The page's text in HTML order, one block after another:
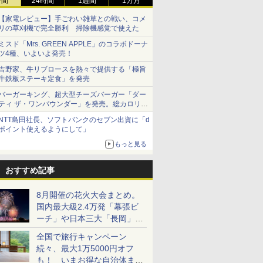
家電レビュー】手ごわい雑草との戦い、コメ
の草刈機で完全勝利 掃除機感覚で使えた
スド「Mrs. GREEN APPLE」のコラボドーナ
4種、いよいよ発売！
野家、牛リブロースを熱々で提供する「極旨
鉄板ステーキ定食」を発売
ーガーキング、超大型チーズバーガー「ダー
ィ ザ・ワンパウンダー」を発売。総カロリー
1656kcal、総重量約527g！
島田社長、ソフトバンクのセブン出資に「d
イント使えるようにして」
もっと見る
おすすめ記事
8月開催の花火大会まとめ。
国内最大級2.4万発「幕張ビ
ーチ」や日本三大「長岡」な
ど大型イベント目白押し！
全国で旅行キャンペーン
続々、最大1万5000円オフ
も！ いまお得な自治体まと